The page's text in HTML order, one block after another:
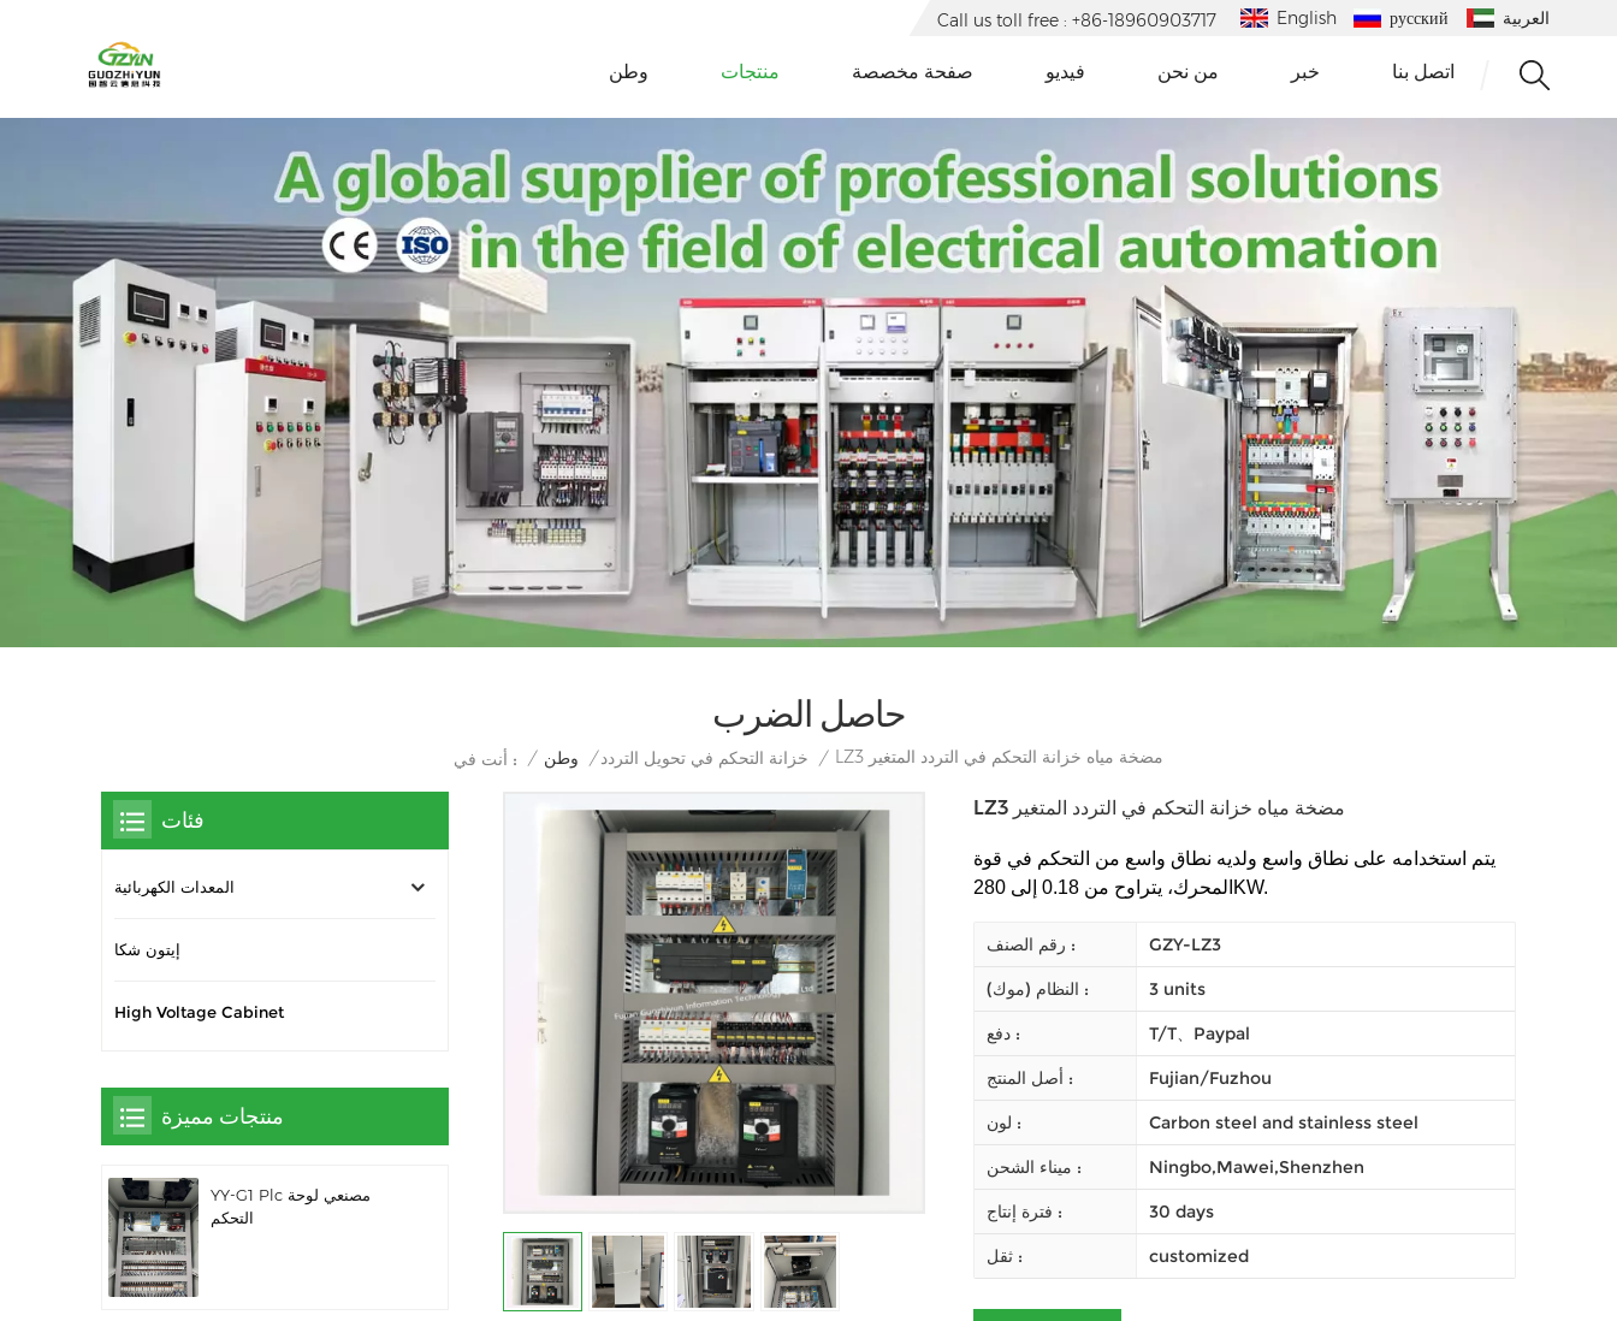
English русский العربية Call us toll free : +86-18960903717
وطن منتجات صفحة مخصصة فيديو من نحن خبر اتصل بنا
حاصل الضرب
أنت في : / وطن / خزانة التحكم في تحويل التردد / LZ3 مضخة مياه خزانة التحكم في التردد المتغير
LZ3 مضخة مياه خزانة التحكم في التردد المتغير
يتم استخدامه على نطاق واسع ولديه نطاق واسع من التحكم في قوة
المحرك، يتراوح من 0.18 إلى 280KW.
رقم الصنف : GZY-LZ3
النظام (موك) : 3 units
دفع : T/T、Paypal
أصل المنتج : Fujian/Fuzhou
لون : Carbon steel and stainless steel
ميناء الشحن : Ningbo,Mawei,Shenzhen
فترة إنتاج : 30 days
ثقل : customized
فئات
المعدات الكهربائية
إيتون شكا
High Voltage Cabinet
منتجات مميزة
YY-G1 Plc مصنعي لوحة
التحكم